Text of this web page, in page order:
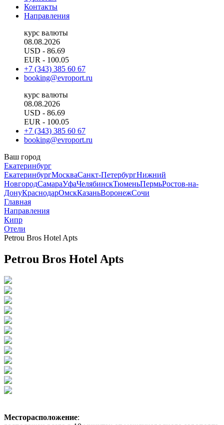
Контакты
Направления
курс валюты
08.08.2026
USD - 86.69
EUR - 100.05
+7 (343) 385 60 67
booking@evroport.ru
курс валюты
08.08.2026
USD - 86.69
EUR - 100.05
+7 (343) 385 60 67
booking@evroport.ru
Ваш город
Екатеринбург
ЕкатеринбургМоскваСанкт-ПетербургНижний
НовгородСамараУфаЧелябинскТюменьПермьРостов-на-
ДонуКраснодарОмскКазаньВоронежСочи
Главная
Направления
Кипр
Отели
Petrou Bros Hotel Apts
Petrou Bros Hotel Apts
Месторасположение: